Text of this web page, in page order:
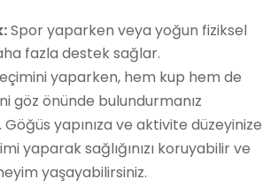
Spor yaparken veya yoğun fiziksel
fazla destek sağlar.
yaparken, hem kup hem de
göz önünde bulundurmanız
yapınıza ve aktivite düzeyinize
yaparak sağlığınızı koruyabilir ve
yaşayabilirsiniz.